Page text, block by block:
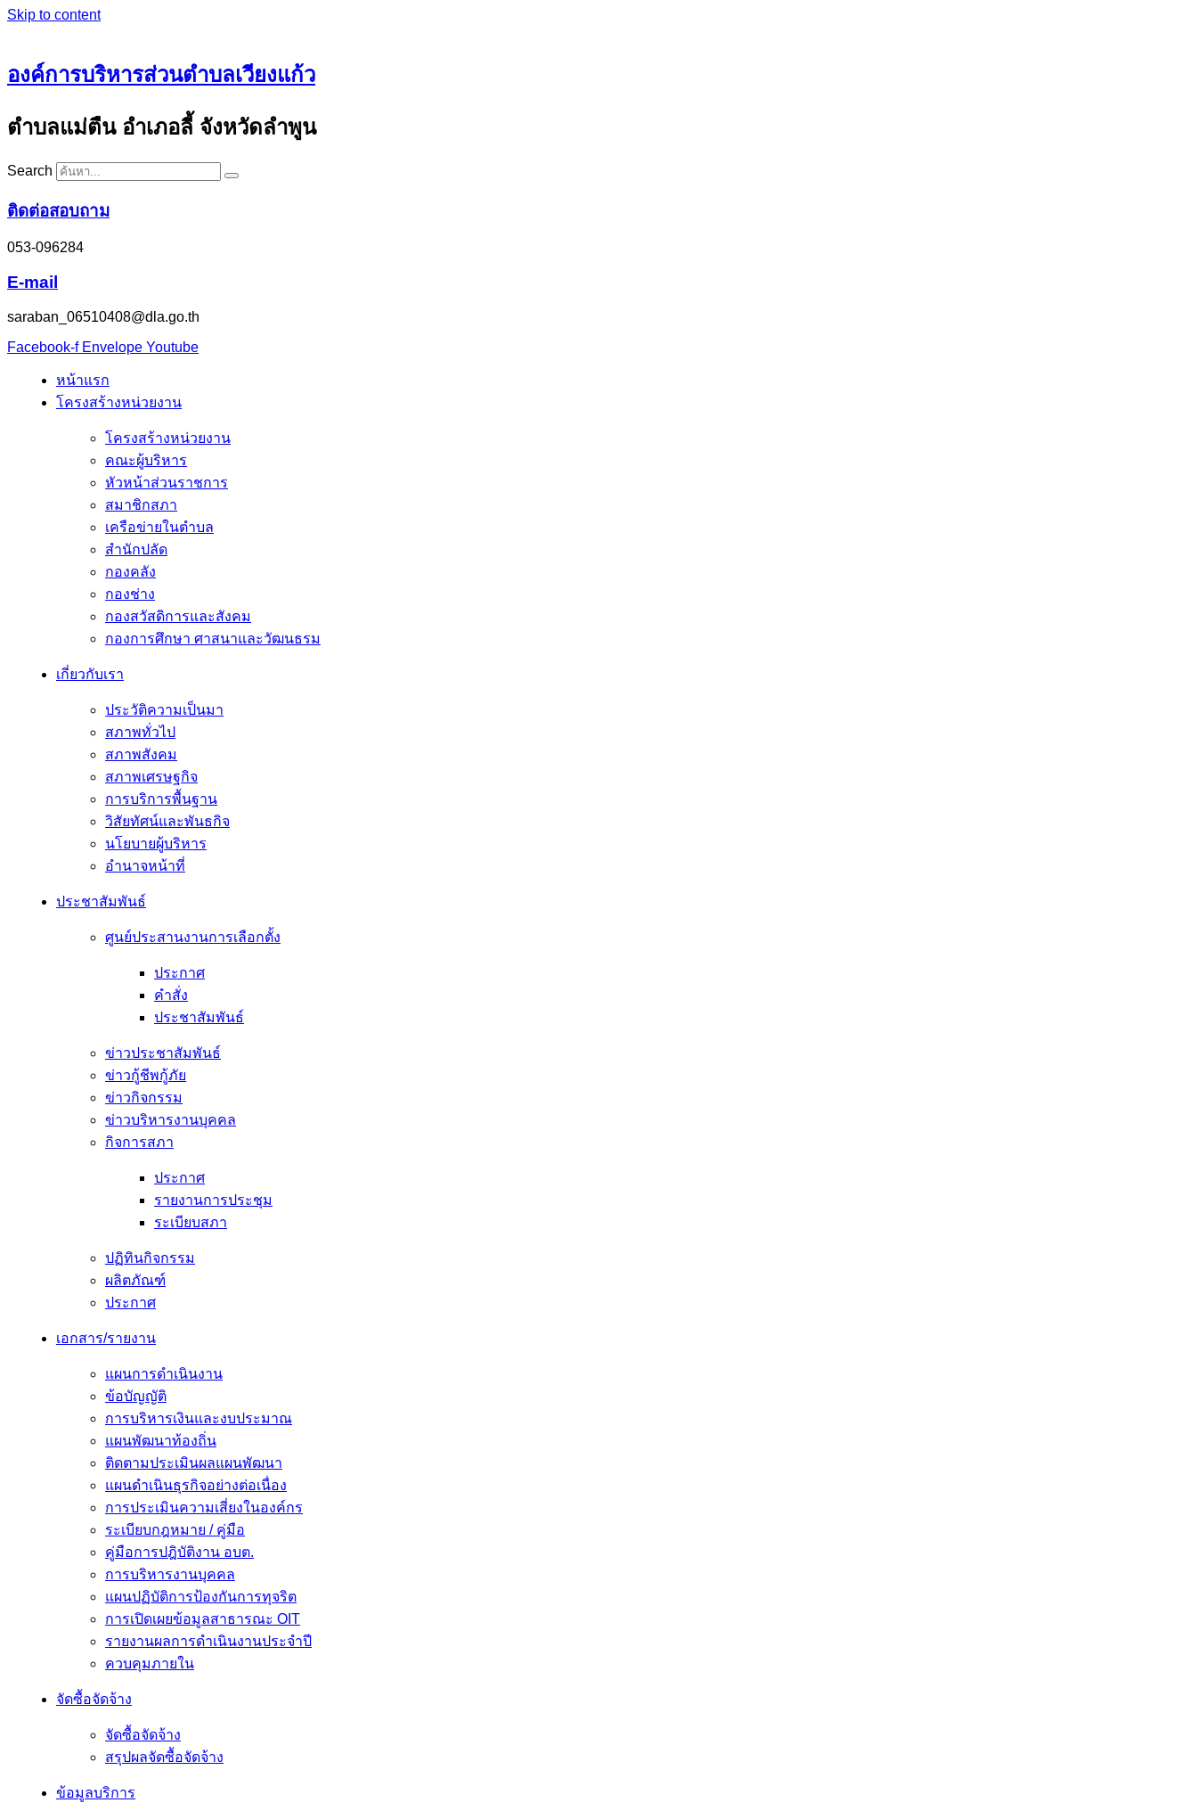
Skip to content
องค์การบริหารส่วนตำบลเวียงแก้ว
ตำบลแม่ตืน อำเภอลี้ จังหวัดลำพูน
Search
ติดต่อสอบถาม
053-096284
E-mail
saraban_06510408@dla.go.th
Facebook-f Envelope Youtube
หน้าแรก
โครงสร้างหน่วยงาน
โครงสร้างหน่วยงาน
คณะผู้บริหาร
หัวหน้าส่วนราชการ
สมาชิกสภา
เครือข่ายในตำบล
สำนักปลัด
กองคลัง
กองช่าง
กองสวัสดิการและสังคม
กองการศึกษา ศาสนาและวัฒนธรม
เกี่ยวกับเรา
ประวัติความเป็นมา
สภาพทั่วไป
สภาพสังคม
สภาพเศรษฐกิจ
การบริการพื้นฐาน
วิสัยทัศน์และพันธกิจ
นโยบายผู้บริหาร
อํานาจหน้าที่
ประชาสัมพันธ์
ศูนย์ประสานงานการเลือกตั้ง
ประกาศ
คำสั่ง
ประชาสัมพันธ์
ข่าวประชาสัมพันธ์
ข่าวกู้ชีพกู้ภัย
ข่าวกิจกรรม
ข่าวบริหารงานบุคคล
กิจการสภา
ประกาศ
รายงานการประชุม
ระเบียบสภา
ปฏิทินกิจกรรม
ผลิตภัณฑ์
ประกาศ
เอกสาร/รายงาน
แผนการดำเนินงาน
ข้อบัญญัติ
การบริหารเงินและงบประมาณ
แผนพัฒนาท้องถิ่น
ติดตามประเมินผลแผนพัฒนา
แผนดำเนินธุรกิจอย่างต่อเนื่อง
การประเมินความเสี่ยงในองค์กร
ระเบียบกฎหมาย / คู่มือ
คู่มือการปฎิบัติงาน อบต.
การบริหารงานบุคคล
แผนปฏิบัติการป้องกันการทุจริต
การเปิดเผยข้อมูลสาธารณะ OIT
รายงานผลการดำเนินงานประจำปี
ควบคุมภายใน
จัดซื้อจัดจ้าง
จัดซื้อจัดจ้าง
สรุปผลจัดซื้อจัดจ้าง
ข้อมูลบริการ